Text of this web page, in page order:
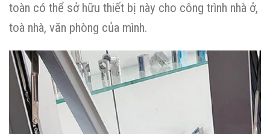
toàn có thể sở hữu thiết bị này cho công trình nhà ở,
toà nhà, văn phòng của mình.